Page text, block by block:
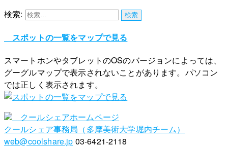
検索:
スポットの一覧をマップで見る
スマートホンやタブレットのOSのバージョンによっては、
グーグルマップで表示されないことがあります。パソコン
では正しく表示されます。
クールシェアホームページ
クールシェア事務局（多摩美術大学堀内チーム）
web@coolshare.jp 03-6421-2118